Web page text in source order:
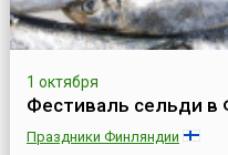
1 октября
Фестиваль сельди в
Праздники Финляндии